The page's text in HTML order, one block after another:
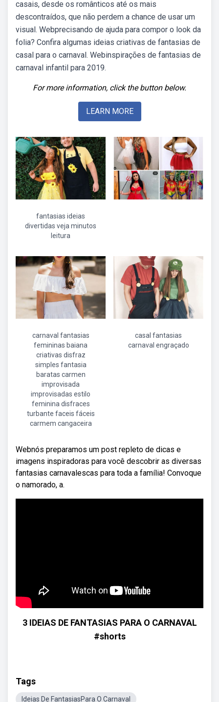
casais, desde os românticos até os mais
descontraídos, que não perdem a chance de usar um
visual. Webprecisando de ajuda para compor o look da
folia? Confira algumas ideias criativas de fantasias de
casal para o carnaval. Webinspirações de fantasias de
carnaval infantil para 2019.
For more information, click the button below.
LEARN MORE
fantasias ideias
divertidas veja minutos
leitura
carnaval fantasias
femininas baiana
criativas disfraz
simples fantasia
baratas carmen
improvisada
improvisadas estilo
feminina disfraces
turbante faceis fáceis
carmem cangaceira
casal fantasias
carnaval engraçado
Webnós preparamos um post repleto de dicas e
imagens inspiradoras para você descobrir as diversas
fantasias carnavalescas para toda a família! Convoque
o namorado, a.
3 IDEIAS DE FANTASIAS PARA O CARNAVAL
#shorts
Tags
Ideias De FantasiasPara O Carnaval